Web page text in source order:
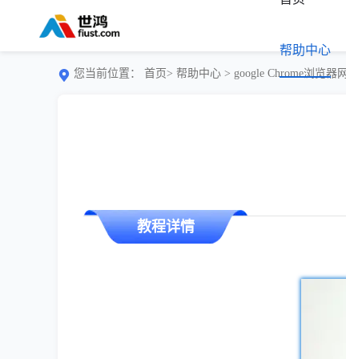
帮助中心
您当前位置： 首页> 帮助中心 > google Chrome浏览器
教程详情